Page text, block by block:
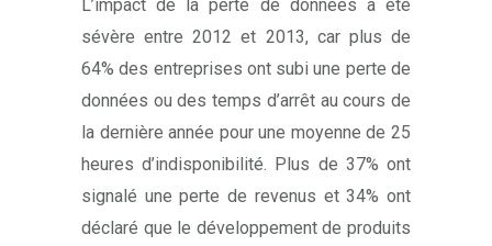
L’impact de la perte de données a été
sévère entre 2012 et 2013, car plus de
64% des entreprises ont subi une perte de
données ou des temps d’arrêt au cours de
la dernière année pour une moyenne de 25
heures d’indisponibilité. Plus de 37% ont
signalé une perte de revenus et 34% ont
déclaré que le développement de produits